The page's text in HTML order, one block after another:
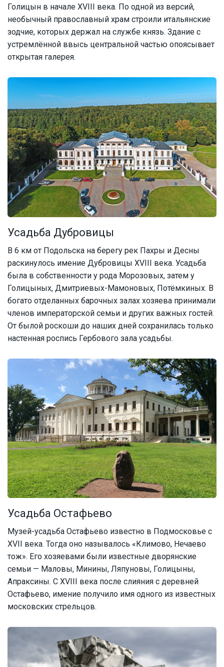
Голицын в начале XVIII века. По одной из версий,
необычный православный храм строили итальянские
зодчие, которых держал на службе князь. Здание с
устремлённой ввысь центральной частью опоясывает
открытая галерея.
Усадьба Дубровицы
В 6 км от Подольска на берегу рек Пахры и Десны
раскинулось имение Дубровицы XVIII века. Усадьба
была в собственности у рода Морозовых, затем у
Голицыных, Дмитриевых-Мамоновых, Потёмкиных. В
богато отделанных барочных залах хозяева принимали
членов императорской семьи и других важных гостей.
От былой роскоши до наших дней сохранилась только
настенная роспись Гербового зала усадьбы.
Усадьба Остафьево
Музей-усадьба Остафьево известно в Подмосковье с
XVII века. Тогда оно называлось «Климово, Нечаево
тож». Его хозяевами были известные дворянские
семьи — Маловы, Минины, Ляпуновы, Голицыны,
Апраксины. С XVIII века после слияния с деревней
Остафьево, имение получило имя одного из известных
московских стрельцов.